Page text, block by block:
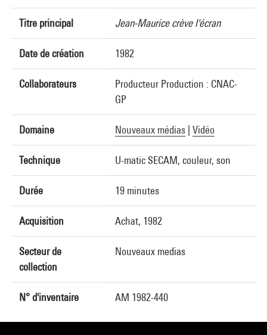
Titre principal Jean-Maurice crève l'écran
Date de création 1982
Collaborateurs
Producteur Production : CNAC-
GP
Domaine Nouveaux médias Vidéo
Technique U-matic SECAM, couleur, son
Durée 19 minutes
Acquisition Achat, 1982
Secteur de
collection
Nouveaux medias
N° d'inventaire AM 1982-440